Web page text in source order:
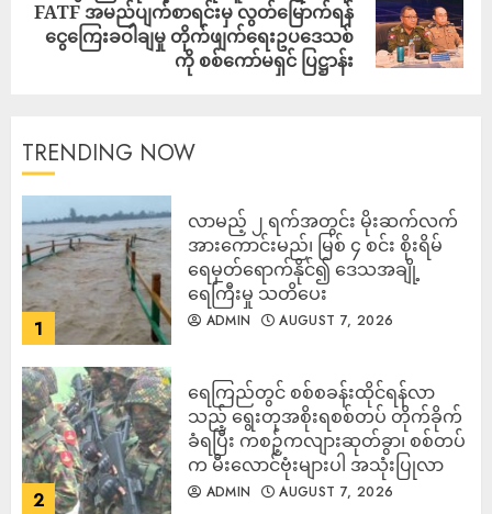
FATF အမည်ပျက်စာရင်းမှ လွတ်မြောက်ရန်
ငွေကြေးခဝါချမှု တိုက်ဖျက်ရေးဥပဒေသစ်
ကို စစ်ကော်မရှင် ပြဋ္ဌာန်း
TRENDING NOW
1
လာမည့် ၂ ရက်အတွင်း မိုးဆက်လက်
အားကောင်းမည်၊ မြစ် ၄ စင်း စိုးရိမ်
ရေမှတ်ရောက်နိုင်၍ ဒေသအချို့
ရေကြီးမှု သတိပေး
ADMIN AUGUST 7, 2026
2
ရေကြည်တွင် စစ်စခန်းထိုင်ရန်လာ
သည့် ရွေးတုအစိုးရစစ်တပ် တိုက်ခိုက်
ခံရပြီး ကစဉ့်ကလျားဆုတ်ခွာ၊ စစ်တပ်
က မီးလောင်ဗုံးများပါ အသုံးပြုလာ
ADMIN AUGUST 7, 2026